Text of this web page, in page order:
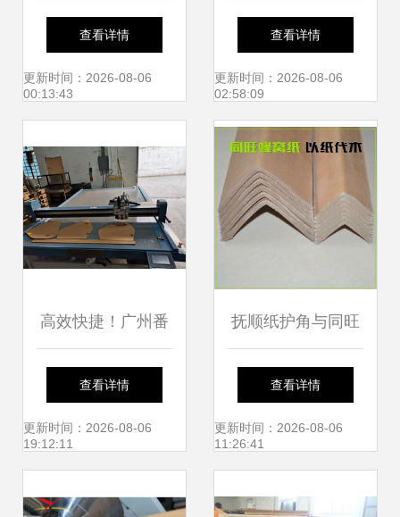
绿色守护者
查看详情
更新时间：2026-08-06
00:13:43
5天极速定制100套
家具运输保护方
案，集装袋协同护
航
查看详情
更新时间：2026-08-06
02:58:09
高效快捷！广州番
禺箱包制造公司蜂
窝纸板腾利源，5
查看详情
更新时间：2026-08-06
19:12:11
抚顺纸护角与同旺
蜂窝纸、信实加硬
纸护角及集装袋 绿
查看详情
更新时间：2026-08-06
11:26:41